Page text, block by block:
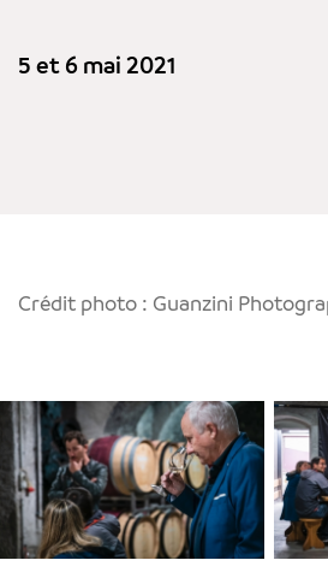
5 et 6 mai 2021
Crédit photo : Guanzini